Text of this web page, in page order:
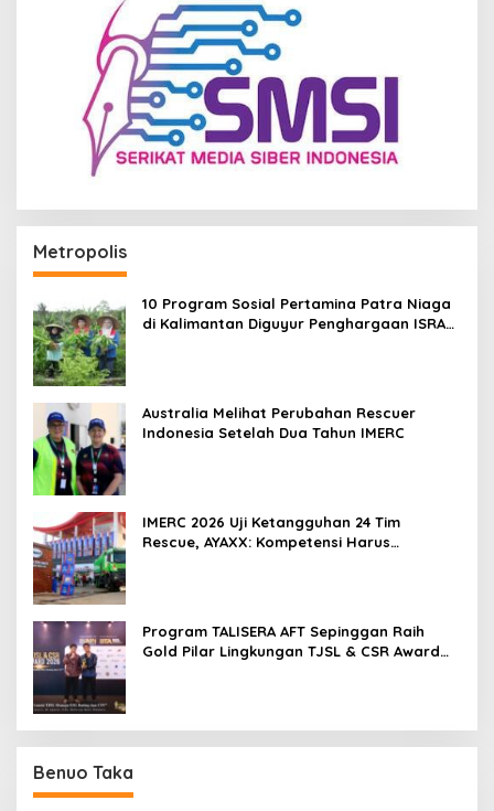
Metropolis
10 Program Sosial Pertamina Patra Niaga
di Kalimantan Diguyur Penghargaan ISRA
Australia Melihat Perubahan Rescuer
Indonesia Setelah Dua Tahun IMERC
IMERC 2026 Uji Ketangguhan 24 Tim
Rescue, AYAXX: Kompetensi Harus
Program TALISERA AFT Sepinggan Raih
Gold Pilar Lingkungan TJSL & CSR Award
Benuo Taka